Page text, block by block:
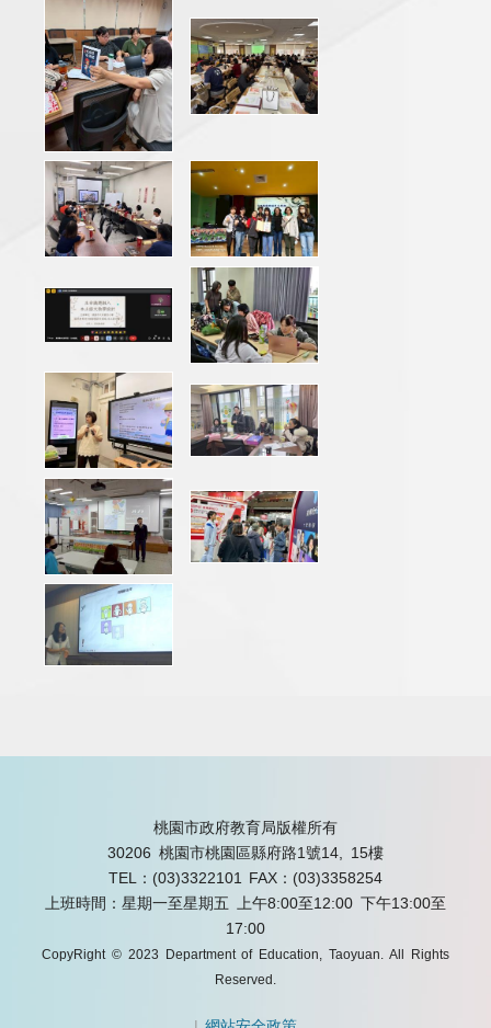
桃園市政府教育局版權所有
30206 桃園市桃園區縣府路1號14, 15樓
TEL：(03)3322101
FAX：(03)3358254
上班時間：星期一至星期五 上午8:00至12:00 下午13:00至
17:00
CopyRight © 2023 Department of Education, Taoyuan. All Rights
Reserved.